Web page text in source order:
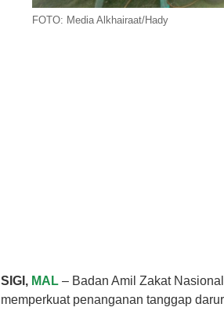
FOTO: Media Alkhairaat/Hady
SIGI, MAL – Badan Amil Zakat
memperkuat penanganan tanggap